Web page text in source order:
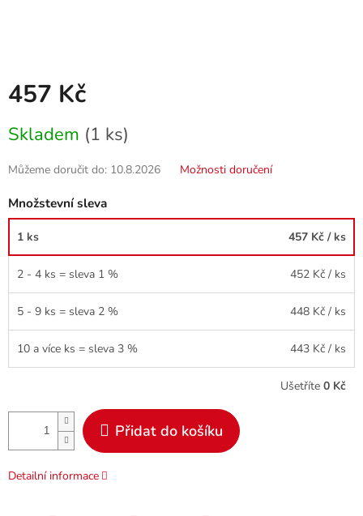
457 Kč
cena:
Skladem (1 ks)
Můžeme doručit do: 10.8.2026 Možnosti doručení
Množstevní sleva
1 ks 457 Kč / ks
2 - 4 ks = sleva 1 % 452 Kč / ks
5 - 9 ks = sleva 2 % 448 Kč / ks
10 a více ks = sleva 3 % 443 Kč / ks
Ušetříte 0 Kč
Přidat do košíku
Detailní informace